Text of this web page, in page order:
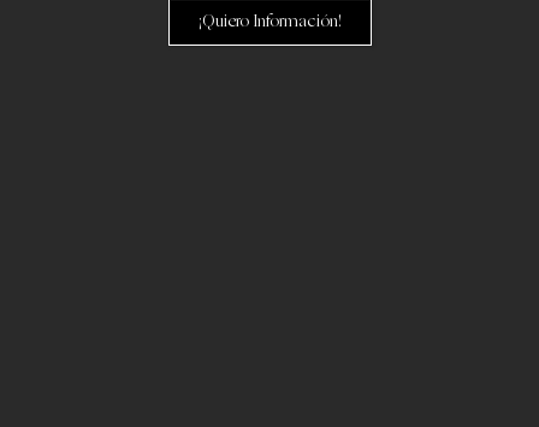
¡Quiero Información!